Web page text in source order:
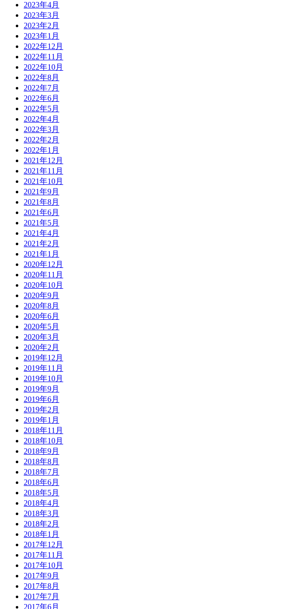
2023年4月
2023年3月
2023年2月
2023年1月
2022年12月
2022年11月
2022年10月
2022年8月
2022年7月
2022年6月
2022年5月
2022年4月
2022年3月
2022年2月
2022年1月
2021年12月
2021年11月
2021年10月
2021年9月
2021年8月
2021年6月
2021年5月
2021年4月
2021年2月
2021年1月
2020年12月
2020年11月
2020年10月
2020年9月
2020年8月
2020年6月
2020年5月
2020年3月
2020年2月
2019年12月
2019年11月
2019年10月
2019年9月
2019年6月
2019年2月
2019年1月
2018年11月
2018年10月
2018年9月
2018年8月
2018年7月
2018年6月
2018年5月
2018年4月
2018年3月
2018年2月
2018年1月
2017年12月
2017年11月
2017年10月
2017年9月
2017年8月
2017年7月
2017年6月